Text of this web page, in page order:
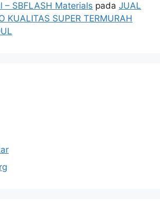
– SBFLASH Materials pada JUAL
KUALITAS SUPER TERMURAH